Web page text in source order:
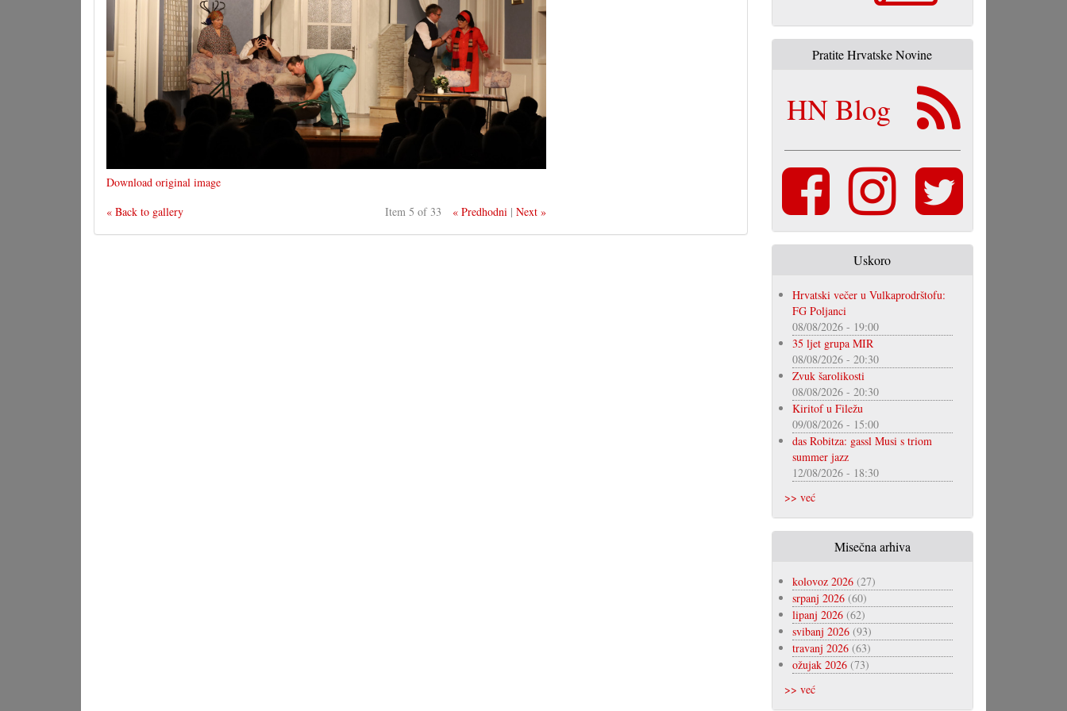
Download original image
« Back to gallery
Item 5 of 33 « Predhodni |Next »
Pratite Hrvatske Novine
HN Blog
Uskoro
Hrvatski večer u Vulkaprodrštofu:
FG Poljanci
08/08/2026 - 19:00
35 ljet grupa MIR
08/08/2026 - 20:30
Zvuk šarolikosti
08/08/2026 - 20:30
Kiritof u Filežu
09/08/2026 - 15:00
das Robitza: gassl Musi s triom
summer jazz
12/08/2026 - 18:30
>> već
Misečna arhiva
kolovoz 2026(27)
srpanj 2026(60)
lipanj 2026(62)
svibanj 2026(93)
travanj 2026(63)
ožujak 2026(73)
>> već